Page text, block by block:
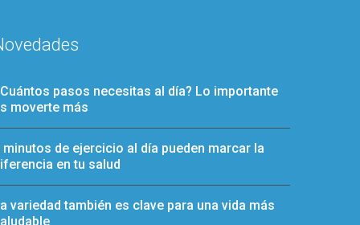
pasos necesitas al día? Lo importante
moverte más
minutos de ejercicio al día pueden marcar la
en tu salud
variedad también es clave para una vida más